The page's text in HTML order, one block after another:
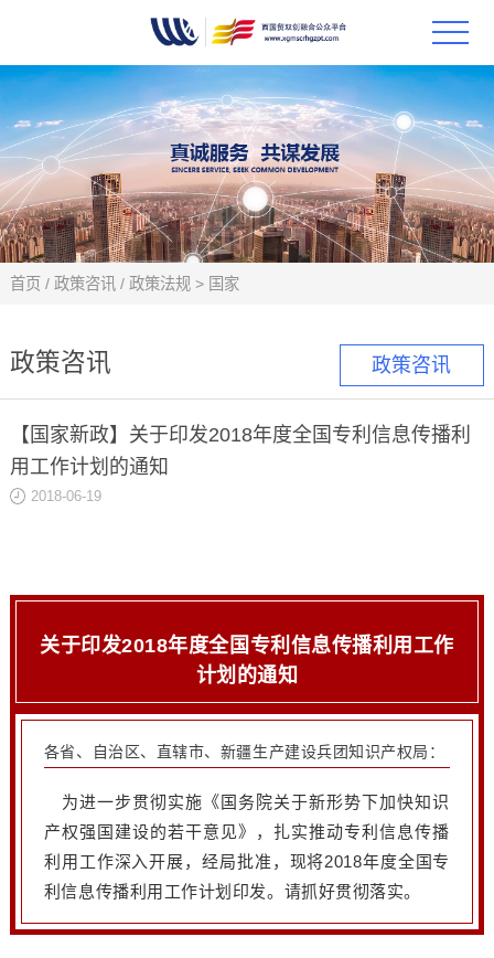
首页
政策
科技
合作
创新
政策咨讯
首页 / 政策咨讯 / 政策法规> 国家
政策咨讯
【国家新政】关于印发2018年度全国专利信息传播利
用工作计划的通知
2018-06-19
关于印发2018年度全国专利信息传播利用工作
计划的通知
各省、自治区、直辖市、新疆生产建设兵团知识产权局：
为进一步贯彻实施《国务院关于新形势下加快知识
产权强国建设的若干意见》，扎实推动专利信息传播
利用工作深入开展，经局批准，现将2018年度全国专
利信息传播利用工作计划印发。请抓好贯彻落实。